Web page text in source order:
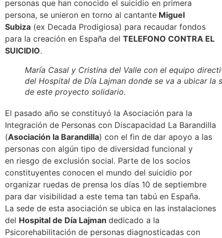
personas que han conocido el suicidio en primera
persona, se unieron en torno al cantante Miguel
Subiza (ex Decada Prodigiosa) para recaudar fondos
para la creación en España del TELEFONO CONTRA EL
SUICIDIO.
María Casal y Cristina del Valle con el equipo
del Hospital de Día Lajman donde se va a ubicar la
de este proyecto solidario.
El pasado año se constituyó la Asociación para la
Integración de Personas con Discapacidad La Barandilla
(Asociación la Barandilla) con el fin de dar apoyo a las
personas con algún tipo de diversidad funcional y
en riesgo de exclusión social. Parte de los socios
constituyentes conocen el mundo del suicidio por
organizar ruedas de prensa los días 10 de septiembre
para dar visibilidad a este tema tan tabú en España.
La sede de esta asociación se ubica en las instalaciones
del Hospital de Día Lajman dedicado a la
Psicorehabilitación de personas diagnosticadas con